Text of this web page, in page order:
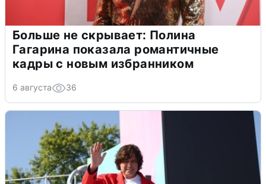
Больше не скрывает: Полина
Гагарина показала романтичные
кадры с новым избранником
6 августа 36